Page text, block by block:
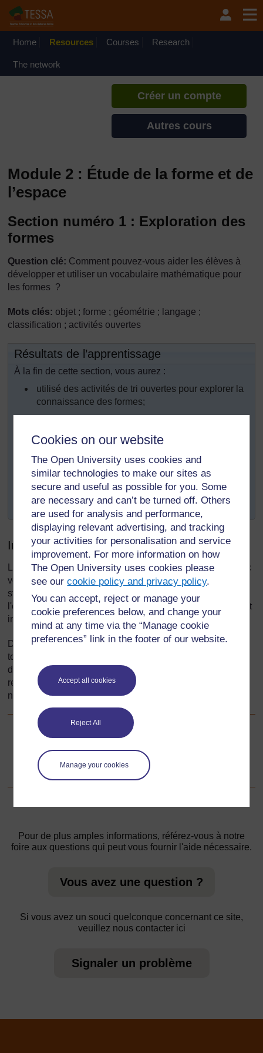
Cookies on our website
The Open University uses cookies and
similar technologies to make our sites as
secure and useful as possible for you. Some
are necessary and can’t be turned off. Others
are used for analysis and performance,
displaying relevant advertising, and tracking
your activities for personalisation and service
improvement. For more information on how
The Open University uses cookies please
see ourcookie policy and privacy policy.
You can accept, reject or manage your
cookie preferences below, and change your
mind at any time via the “Manage cookie
preferences” link in the footer of our website.
Accept all cookies
Reject All
Manage your cookies
Home Resources Courses Research
The network
Si vous créez un compte, vous
pouvez établir un profil
Créer un compte
Autres cours
Module 2 : Étude de la forme et de
l’espace
Section numéro 1 : Exploration des
formes
Question clé: Comment pouvez-vous aider les élèves à
développer et utiliser un vocabulaire mathématique pour
les formes ?
Mots clés: objet ; forme ; géométrie ; langage ;
classification ; activités ouvertes
Résultats de l’apprentissage
À la fin de cette section, vous aurez :
utilisé des activités de tri ouvertes pour explorer la
connaissance des formes;
aux élèves le langage ou « registre » des termes
mathématiques ;
utilisé des activités pratiques pour développer la
compréhension des élèves et leur utilisation des
descriptions mathématiques de formes
géométriques de base.
Introduction
L'analyse des formes ou l’exploration de la géométrie avec
vos élèves peut être très enrichissante. L’adoption d’une
stratégie pratique et l’utilisation d’objets se trouvant dans
l'environnement des élèves peuvent contribuer à motiver et
intéresser les élèves.
Dans cette section, vous utiliserez des objets de la vie de
tous les jours pour aider les élèves à développer
d’importantes aptitudes de géométrie, comme la
reconnaissance, la visualisation, la description, le tri, la
nomination, la classification et la comparaison.
Suivant
Suivant
1. Exploration et classification des formes
Pour de plus amples informations, référez-vous à notre
foire aux questions qui peut vous fournir l'aide nécessaire.
Vous avez une question ?
Si vous avez un souci quelconque concernant ce site,
veuillez nous contacter ici
Signaler un problème